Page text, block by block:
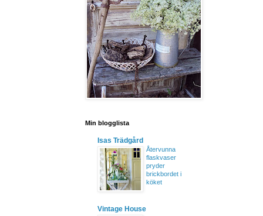
Min blogglista
Isas Trädgård
Återvunna
flaskvaser
pryder
brickbordet i
köket
Vintage House